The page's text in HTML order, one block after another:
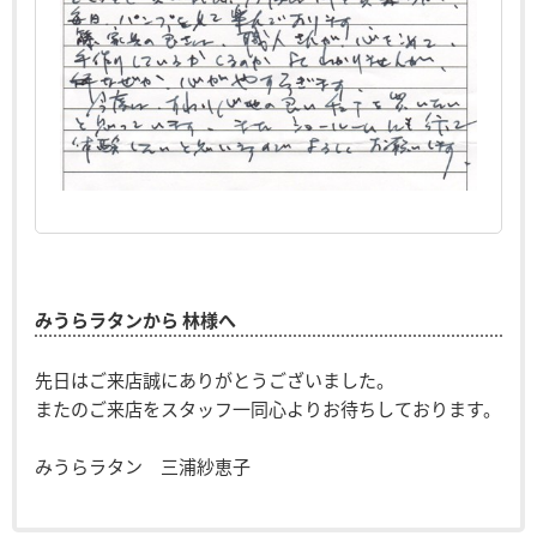
みうらラタンから 林様へ
先日はご来店誠にありがとうございました。
またのご来店をスタッフ一同心よりお待ちしております。
みうらラタン 三浦紗恵子